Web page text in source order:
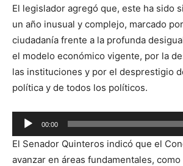
El legislador agregó que, este ha sido
un año inusual y complejo, marcado
ciudadanía frente a la profunda
el modelo económico vigente, por la
las instituciones y por el desprestigio
política y de todos los políticos.
Reproductor
de
audio
00:00
El Senador Quinteros indicó que el
avanzar en áreas fundamentales,